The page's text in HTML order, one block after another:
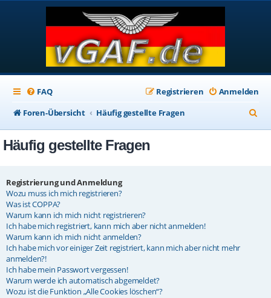
FAQ Anmelden
Registrieren
Foren-Übersicht
Häufig gestellte Fragen
u
Häufig gestellte Fragen
Registrierung und Anmeldung
Wozu muss ich mich registrieren?
Was ist COPPA?
Warum kann ich mich nicht registrieren?
Ich habe mich registriert, kann mich aber nicht anmelden!
Warum kann ich mich nicht anmelden?
Ich habe mich vor einiger Zeit registriert, kann mich aber nicht mehr
anmelden?!
Ich habe mein Passwort vergessen!
Warum werde ich automatisch abgemeldet?
Wozu ist die Funktion „Alle Cookies löschen“?